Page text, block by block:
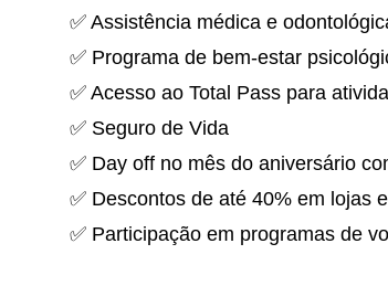
✅ Assistência médica e
✅ Programa de bem-estar
✅ Acesso ao Total Pass para
✅ Seguro de Vida
✅ Day off no mês do aniversário
✅ Descontos de até 40% em lojas
✅ Participação em programas de